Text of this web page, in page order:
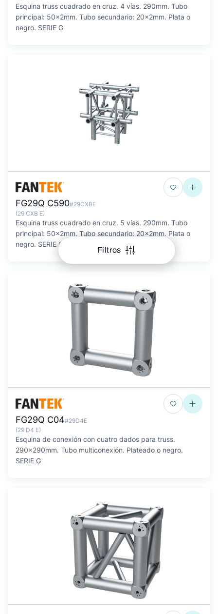
Filtros
Esquina truss cuadrado en cruz. 4 vías. 290mm. Tubo
principal: 50x2mm. Tubo secundario: 20x2mm. Plata o
negro. SERIE G
FG29Q C590#29CXBE
(29 CXB E)
Esquina truss cuadrado en cruz. 5 vías. 290mm. Tubo
principal: 50x2mm. Tubo secundario: 20x2mm. Plata o
negro. SERIE G
FG29Q C04#29D4E
(29 D4 E)
Esquina de conexión con cuatro dados para truss.
290x290mm. Tubo multiconexión. Plateado o negro.
SERIE G